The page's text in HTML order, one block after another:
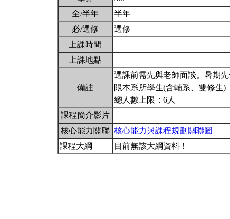
全/半年
半年
必/選修
選修
上課時間
上課地點
備註
選課前需先與老師面談。暑期
限本系所學生(含輔系、雙修生)
總人數上限：6人
課程簡介影片
核心能力關聯 核心能力與課程規劃關聯圖
課程大綱
目前無該大綱資料！